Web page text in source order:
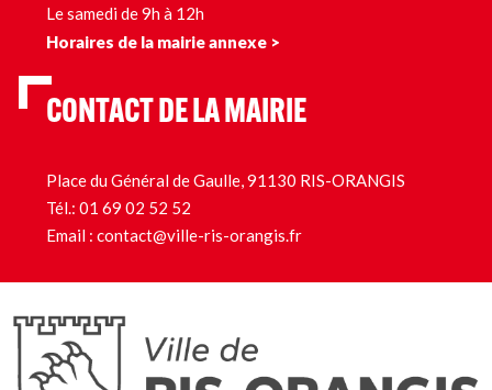
Le samedi de 9h à 12h
Horaires de la mairie annexe >
CONTACT DE LA MAIRIE
Place du Général de Gaulle, 91130 RIS-ORANGIS
Tél.: 01 69 02 52 52
Email : contact@ville-ris-orangis.fr